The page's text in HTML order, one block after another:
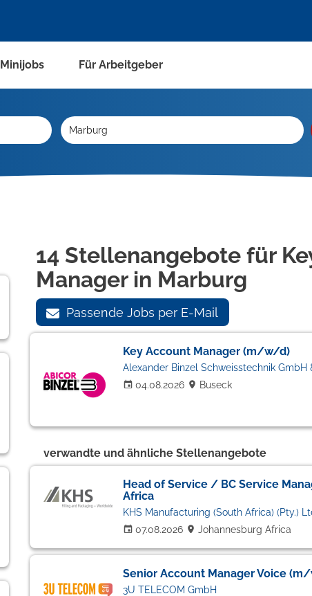
Minijobs Für Arbeitgeber
14 Stellenangebote für
Manager in Marburg
Passende Jobs per E-Mail
Key Account Manager (m/w/d)
04.08.2026
Alexander Binzel Schweisstechnik GmbH
Buseck
verwandte und ähnliche Stellenangebote
Head of Service / BC Service
Africa
07.08.2026
KHS Manufacturing (South Africa) (Pty.)
Johannesburg Africa
Senior Account Manager Voice
3U TELECOM GmbH